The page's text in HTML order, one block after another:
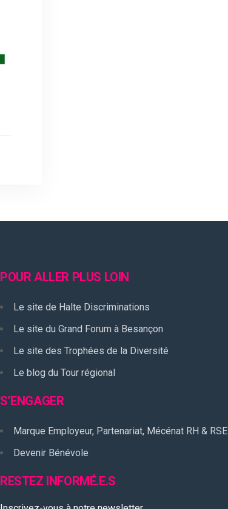
POUR ALLER PLUS LOIN
Le site de Halte Discriminations
Le site du Grand Forum à Besançon
Le site des Trophées de la Diversité
Le blog du Tour régional
S’ENGAGER
Marque Employeur, Partenariat, Mécénat RH & RSE
Devenir Bénévole
RESTEZ INFORMÉ.E.S